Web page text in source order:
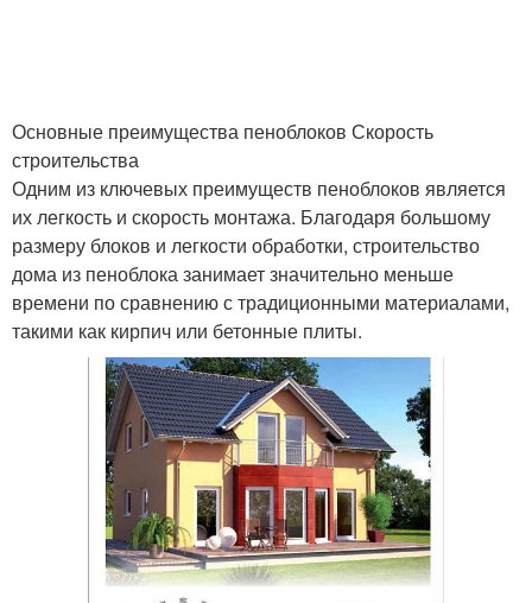
Основные преимущества пеноблоков Скорость
строительства
Одним из ключевых преимуществ пеноблоков является
их легкость и скорость монтажа. Благодаря большому
размеру блоков и легкости обработки, строительство
дома из пеноблока занимает значительно меньше
времени по сравнению с традиционными материалами,
такими как кирпич или бетонные плиты.